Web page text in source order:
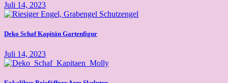
Juli 14, 2023
Deko Schaf Kapitän Gartenfigur
Juli 14, 2023